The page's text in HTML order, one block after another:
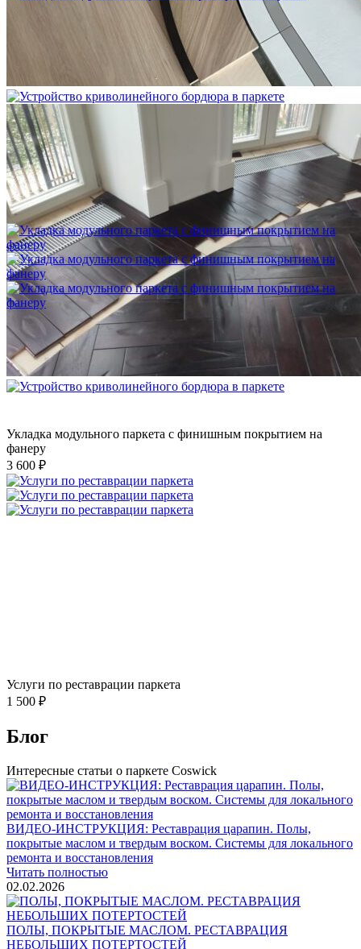
Укладка модульного паркета с мрамором и латунью
3 500 ₽
Укладка модульного паркета с финишным покрытием на
фанеру
3 600 ₽
Услуги по реставрации паркета
1 500 ₽
Блог
Интересные статьи о паркете Coswick
ВИДЕО-ИНСТРУКЦИЯ: Реставрация царапин. Полы,
покрытые маслом и твердым воском. Системы для локального
ремонта и восстановления
Читать полностью
02.02.2026
ПОЛЫ, ПОКРЫТЫЕ МАСЛОМ. РЕСТАВРАЦИЯ
НЕБОЛЬШИХ ПОТЕРТОСТЕЙ